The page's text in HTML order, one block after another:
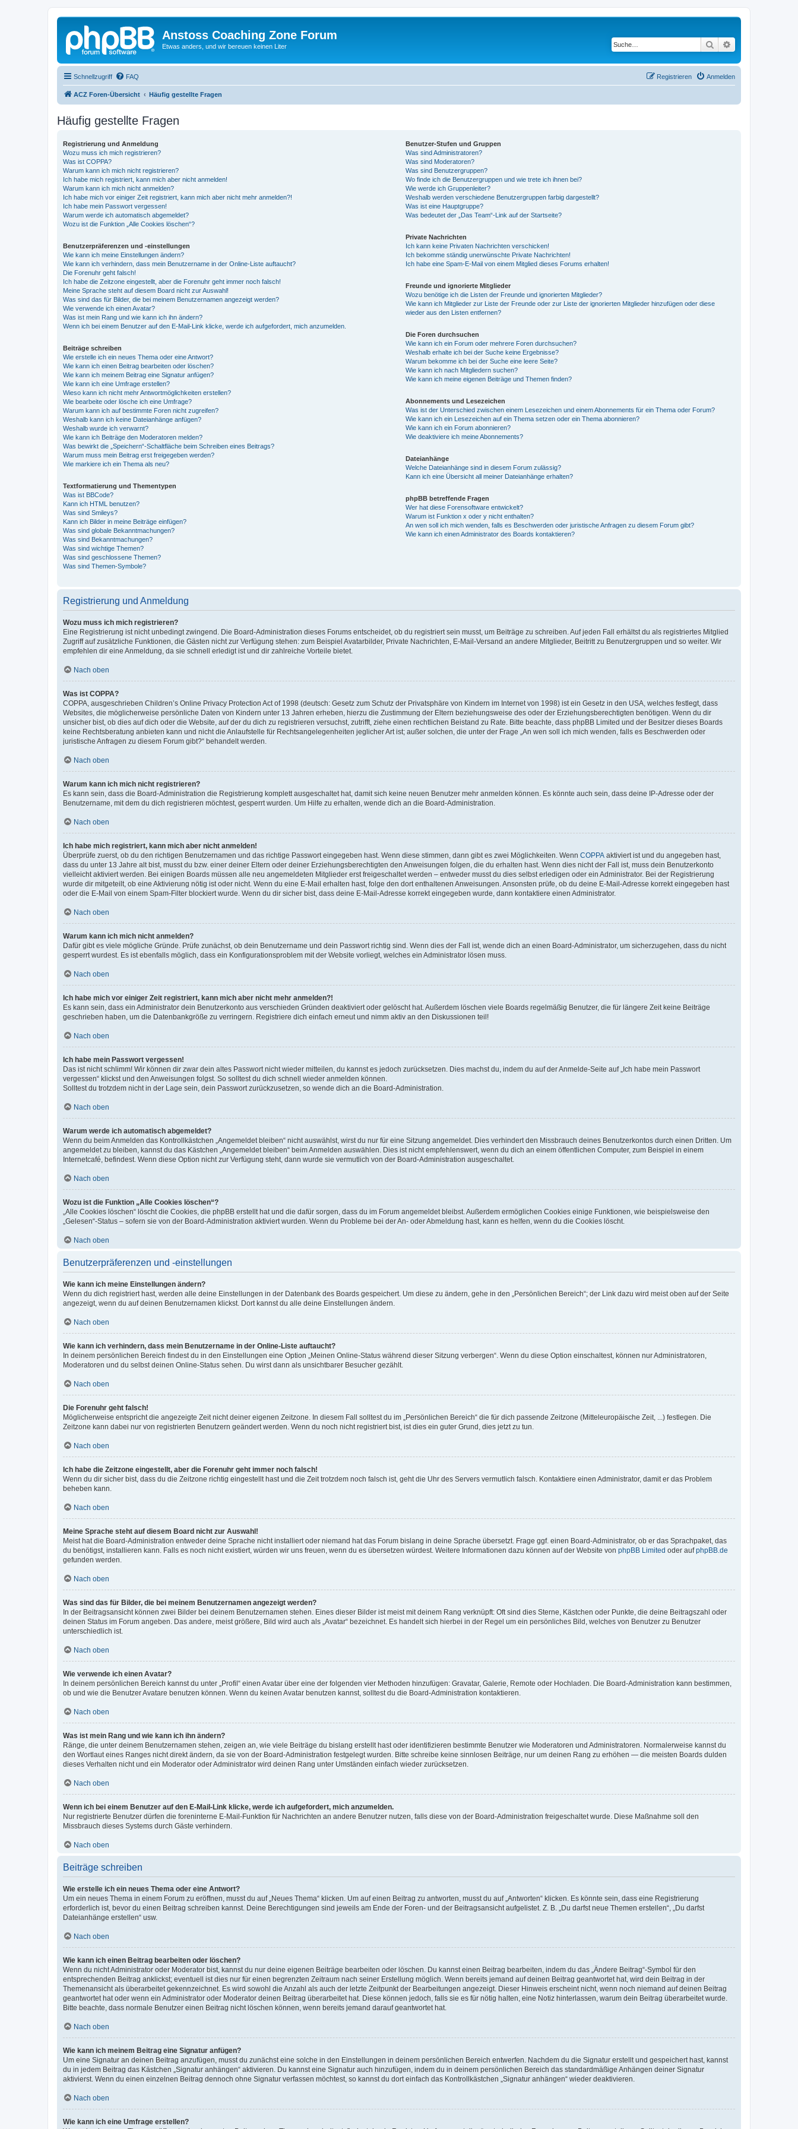
Anstoss Coaching Zone Forum
Etwas anders, und wir bereuen keinen Liter Suche
Schnellzugriff FAQ Anmelden
Registrieren
ACZ Foren-Übersicht Häufig gestellte Fragen
Häufig gestellte Fragen
Registrierung und Anmeldung
Wozu muss ich mich registrieren?
Was ist COPPA?
Warum kann ich mich nicht registrieren?
Ich habe mich registriert, kann mich aber nicht anmelden!
Warum kann ich mich nicht anmelden?
Ich habe mich vor einiger Zeit registriert, kann mich aber nicht mehr anmelden?!
Ich habe mein Passwort vergessen!
Warum werde ich automatisch abgemeldet?
Wozu ist die Funktion „Alle Cookies löschen“?
Benutzerpräferenzen und -einstellungen
Wie kann ich meine Einstellungen ändern?
Wie kann ich verhindern, dass mein Benutzername in der Online-Liste auftaucht?
Die Forenuhr geht falsch!
Ich habe die Zeitzone eingestellt, aber die Forenuhr geht immer noch falsch!
Meine Sprache steht auf diesem Board nicht zur Auswahl!
Was sind das für Bilder, die bei meinem Benutzernamen angezeigt werden?
Wie verwende ich einen Avatar?
Was ist mein Rang und wie kann ich ihn ändern?
Wenn ich bei einem Benutzer auf den E-Mail-Link klicke, werde ich aufgefordert, mich anzumelden.
Beiträge schreiben
Wie erstelle ich ein neues Thema oder eine Antwort?
Wie kann ich einen Beitrag bearbeiten oder löschen?
Wie kann ich meinem Beitrag eine Signatur anfügen?
Wie kann ich eine Umfrage erstellen?
Wieso kann ich nicht mehr Antwortmöglichkeiten erstellen?
Wie bearbeite oder lösche ich eine Umfrage?
Warum kann ich auf bestimmte Foren nicht zugreifen?
Weshalb kann ich keine Dateianhänge anfügen?
Weshalb wurde ich verwarnt?
Wie kann ich Beiträge den Moderatoren melden?
Was bewirkt die „Speichern“-Schaltfläche beim Schreiben eines Beitrags?
Warum muss mein Beitrag erst freigegeben werden?
Wie markiere ich ein Thema als neu?
Textformatierung und Thementypen
Was ist BBCode?
Kann ich HTML benutzen?
Was sind Smileys?
Kann ich Bilder in meine Beiträge einfügen?
Was sind globale Bekanntmachungen?
Was sind Bekanntmachungen?
Was sind wichtige Themen?
Was sind geschlossene Themen?
Was sind Themen-Symbole?
Benutzer-Stufen und Gruppen
Was sind Administratoren?
Was sind Moderatoren?
Was sind Benutzergruppen?
Wo finde ich die Benutzergruppen und wie trete ich ihnen bei?
Wie werde ich Gruppenleiter?
Weshalb werden verschiedene Benutzergruppen farbig dargestellt?
Was ist eine Hauptgruppe?
Was bedeutet der „Das Team“-Link auf der Startseite?
Private Nachrichten
Ich kann keine Privaten Nachrichten verschicken!
Ich bekomme ständig unerwünschte Private Nachrichten!
Ich habe eine Spam-E-Mail von einem Mitglied dieses Forums erhalten!
Freunde und ignorierte Mitglieder
Wozu benötige ich die Listen der Freunde und ignorierten Mitglieder?
Wie kann ich Mitglieder zur Liste der Freunde oder zur Liste der ignorierten Mitglieder hinzufügen oder diese
wieder aus den Listen entfernen?
Die Foren durchsuchen
Wie kann ich ein Forum oder mehrere Foren durchsuchen?
Weshalb erhalte ich bei der Suche keine Ergebnisse?
Warum bekomme ich bei der Suche eine leere Seite?
Wie kann ich nach Mitgliedern suchen?
Wie kann ich meine eigenen Beiträge und Themen finden?
Abonnements und Lesezeichen
Was ist der Unterschied zwischen einem Lesezeichen und einem Abonnements für ein Thema oder Forum?
Wie kann ich ein Lesezeichen auf ein Thema setzen oder ein Thema abonnieren?
Wie kann ich ein Forum abonnieren?
Wie deaktiviere ich meine Abonnements?
Dateianhänge
Welche Dateianhänge sind in diesem Forum zulässig?
Kann ich eine Übersicht all meiner Dateianhänge erhalten?
phpBB betreffende Fragen
Wer hat diese Forensoftware entwickelt?
Warum ist Funktion x oder y nicht enthalten?
An wen soll ich mich wenden, falls es Beschwerden oder juristische Anfragen zu diesem Forum gibt?
Wie kann ich einen Administrator des Boards kontaktieren?
Registrierung und Anmeldung
Wozu muss ich mich registrieren?
Eine Registrierung ist nicht unbedingt zwingend. Die Board-Administration dieses Forums entscheidet, ob du registriert sein musst, um Beiträge zu schreiben. Auf jeden Fall erhältst du als registriertes Mitglied
Zugriff auf zusätzliche Funktionen, die Gästen nicht zur Verfügung stehen: zum Beispiel Avatarbilder, Private Nachrichten, E-Mail-Versand an andere Mitglieder, Beitritt zu Benutzergruppen und so weiter. Wir
empfehlen dir eine Anmeldung, da sie schnell erledigt ist und dir zahlreiche Vorteile bietet.
Nach oben
Was ist COPPA?
COPPA, ausgeschrieben Children’s Online Privacy Protection Act of 1998 (deutsch: Gesetz zum Schutz der Privatsphäre von Kindern im Internet von 1998) ist ein Gesetz in den USA, welches festlegt, dass
Websites, die möglicherweise persönliche Daten von Kindern unter 13 Jahren erheben, hierzu die Zustimmung der Eltern beziehungsweise des oder der Erziehungsberechtigten benötigen. Wenn du dir
unsicher bist, ob dies auf dich oder die Website, auf der du dich zu registrieren versuchst, zutrifft, ziehe einen rechtlichen Beistand zu Rate. Bitte beachte, dass phpBB Limited und der Besitzer dieses Boards
keine Rechtsberatung anbieten kann und nicht die Anlaufstelle für Rechtsangelegenheiten jeglicher Art ist; außer solchen, die unter der Frage „An wen soll ich mich wenden, falls es Beschwerden oder
juristische Anfragen zu diesem Forum gibt?“ behandelt werden.
Nach oben
Warum kann ich mich nicht registrieren?
Es kann sein, dass die Board-Administration die Registrierung komplett ausgeschaltet hat, damit sich keine neuen Benutzer mehr anmelden können. Es könnte auch sein, dass deine IP-Adresse oder der
Benutzername, mit dem du dich registrieren möchtest, gesperrt wurden. Um Hilfe zu erhalten, wende dich an die Board-Administration.
Nach oben
Ich habe mich registriert, kann mich aber nicht anmelden!
Überprüfe zuerst, ob du den richtigen Benutzernamen und das richtige Passwort eingegeben hast. Wenn diese stimmen, dann gibt es zwei Möglichkeiten. Wenn COPPA aktiviert ist und du angegeben hast,
dass du unter 13 Jahre alt bist, musst du bzw. einer deiner Eltern oder deiner Erziehungsberechtigten den Anweisungen folgen, die du erhalten hast. Wenn dies nicht der Fall ist, muss dein Benutzerkonto
vielleicht aktiviert werden. Bei einigen Boards müssen alle neu angemeldeten Mitglieder erst freigeschaltet werden – entweder musst du dies selbst erledigen oder ein Administrator. Bei der Registrierung
wurde dir mitgeteilt, ob eine Aktivierung nötig ist oder nicht. Wenn du eine E-Mail erhalten hast, folge den dort enthaltenen Anweisungen. Ansonsten prüfe, ob du deine E-Mail-Adresse korrekt eingegeben hast
oder die E-Mail von einem Spam-Filter blockiert wurde. Wenn du dir sicher bist, dass deine E-Mail-Adresse korrekt eingegeben wurde, dann kontaktiere einen Administrator.
Nach oben
Warum kann ich mich nicht anmelden?
Dafür gibt es viele mögliche Gründe. Prüfe zunächst, ob dein Benutzername und dein Passwort richtig sind. Wenn dies der Fall ist, wende dich an einen Board-Administrator, um sicherzugehen, dass du nicht
gesperrt wurdest. Es ist ebenfalls möglich, dass ein Konfigurationsproblem mit der Website vorliegt, welches ein Administrator lösen muss.
Nach oben
Ich habe mich vor einiger Zeit registriert, kann mich aber nicht mehr anmelden?!
Es kann sein, dass ein Administrator dein Benutzerkonto aus verschieden Gründen deaktiviert oder gelöscht hat. Außerdem löschen viele Boards regelmäßig Benutzer, die für längere Zeit keine Beiträge
geschrieben haben, um die Datenbankgröße zu verringern. Registriere dich einfach erneut und nimm aktiv an den Diskussionen teil!
Nach oben
Ich habe mein Passwort vergessen!
Das ist nicht schlimm! Wir können dir zwar dein altes Passwort nicht wieder mitteilen, du kannst es jedoch zurücksetzen. Dies machst du, indem du auf der Anmelde-Seite auf „Ich habe mein Passwort
vergessen“ klickst und den Anweisungen folgst. So solltest du dich schnell wieder anmelden können.
Solltest du trotzdem nicht in der Lage sein, dein Passwort zurückzusetzen, so wende dich an die Board-Administration.
Nach oben
Warum werde ich automatisch abgemeldet?
Wenn du beim Anmelden das Kontrollkästchen „Angemeldet bleiben“ nicht auswählst, wirst du nur für eine Sitzung angemeldet. Dies verhindert den Missbrauch deines Benutzerkontos durch einen Dritten. Um
angemeldet zu bleiben, kannst du das Kästchen „Angemeldet bleiben“ beim Anmelden auswählen. Dies ist nicht empfehlenswert, wenn du dich an einem öffentlichen Computer, zum Beispiel in einem
Internetcafé, befindest. Wenn diese Option nicht zur Verfügung steht, dann wurde sie vermutlich von der Board-Administration ausgeschaltet.
Nach oben
Wozu ist die Funktion „Alle Cookies löschen“?
„Alle Cookies löschen“ löscht die Cookies, die phpBB erstellt hat und die dafür sorgen, dass du im Forum angemeldet bleibst. Außerdem ermöglichen Cookies einige Funktionen, wie beispielsweise den
„Gelesen“-Status – sofern sie von der Board-Administration aktiviert wurden. Wenn du Probleme bei der An- oder Abmeldung hast, kann es helfen, wenn du die Cookies löscht.
Nach oben
Benutzerpräferenzen und -einstellungen
Wie kann ich meine Einstellungen ändern?
Wenn du dich registriert hast, werden alle deine Einstellungen in der Datenbank des Boards gespeichert. Um diese zu ändern, gehe in den „Persönlichen Bereich“; der Link dazu wird meist oben auf der Seite
angezeigt, wenn du auf deinen Benutzernamen klickst. Dort kannst du alle deine Einstellungen ändern.
Nach oben
Wie kann ich verhindern, dass mein Benutzername in der Online-Liste auftaucht?
In deinem persönlichen Bereich findest du in den Einstellungen eine Option „Meinen Online-Status während dieser Sitzung verbergen“. Wenn du diese Option einschaltest, können nur Administratoren,
Moderatoren und du selbst deinen Online-Status sehen. Du wirst dann als unsichtbarer Besucher gezählt.
Nach oben
Die Forenuhr geht falsch!
Möglicherweise entspricht die angezeigte Zeit nicht deiner eigenen Zeitzone. In diesem Fall solltest du im „Persönlichen Bereich“ die für dich passende Zeitzone (Mitteleuropäische Zeit, ...) festlegen. Die
Zeitzone kann dabei nur von registrierten Benutzern geändert werden. Wenn du noch nicht registriert bist, ist dies ein guter Grund, dies jetzt zu tun.
Nach oben
Ich habe die Zeitzone eingestellt, aber die Forenuhr geht immer noch falsch!
Wenn du dir sicher bist, dass du die Zeitzone richtig eingestellt hast und die Zeit trotzdem noch falsch ist, geht die Uhr des Servers vermutlich falsch. Kontaktiere einen Administrator, damit er das Problem
beheben kann.
Nach oben
Meine Sprache steht auf diesem Board nicht zur Auswahl!
Meist hat die Board-Administration entweder deine Sprache nicht installiert oder niemand hat das Forum bislang in deine Sprache übersetzt. Frage ggf. einen Board-Administrator, ob er das Sprachpaket, das
du benötigst, installieren kann. Falls es noch nicht existiert, würden wir uns freuen, wenn du es übersetzen würdest. Weitere Informationen dazu können auf der Website von phpBB Limited oder aufphpBB.de
gefunden werden.
Nach oben
Was sind das für Bilder, die bei meinem Benutzernamen angezeigt werden?
In der Beitragsansicht können zwei Bilder bei deinem Benutzernamen stehen. Eines dieser Bilder ist meist mit deinem Rang verknüpft: Oft sind dies Sterne, Kästchen oder Punkte, die deine Beitragszahl oder
deinen Status im Forum angeben. Das andere, meist größere, Bild wird auch als „Avatar“ bezeichnet. Es handelt sich hierbei in der Regel um ein persönliches Bild, welches von Benutzer zu Benutzer
unterschiedlich ist.
Nach oben
Wie verwende ich einen Avatar?
In deinem persönlichen Bereich kannst du unter „Profil“ einen Avatar über eine der folgenden vier Methoden hinzufügen: Gravatar, Galerie, Remote oder Hochladen. Die Board-Administration kann bestimmen,
ob und wie die Benutzer Avatare benutzen können. Wenn du keinen Avatar benutzen kannst, solltest du die Board-Administration kontaktieren.
Nach oben
Was ist mein Rang und wie kann ich ihn ändern?
Ränge, die unter deinem Benutzernamen stehen, zeigen an, wie viele Beiträge du bislang erstellt hast oder identifizieren bestimmte Benutzer wie Moderatoren und Administratoren. Normalerweise kannst du
den Wortlaut eines Ranges nicht direkt ändern, da sie von der Board-Administration festgelegt wurden. Bitte schreibe keine sinnlosen Beiträge, nur um deinen Rang zu erhöhen — die meisten Boards dulden
dieses Verhalten nicht und ein Moderator oder Administrator wird deinen Rang unter Umständen einfach wieder zurücksetzen.
Nach oben
Wenn ich bei einem Benutzer auf den E-Mail-Link klicke, werde ich aufgefordert, mich anzumelden.
Nur registrierte Benutzer dürfen die foreninterne E-Mail-Funktion für Nachrichten an andere Benutzer nutzen, falls diese von der Board-Administration freigeschaltet wurde. Diese Maßnahme soll den
Missbrauch dieses Systems durch Gäste verhindern.
Nach oben
Beiträge schreiben
Wie erstelle ich ein neues Thema oder eine Antwort?
Um ein neues Thema in einem Forum zu eröffnen, musst du auf „Neues Thema“ klicken. Um auf einen Beitrag zu antworten, musst du auf „Antworten“ klicken. Es könnte sein, dass eine Registrierung
erforderlich ist, bevor du einen Beitrag schreiben kannst. Deine Berechtigungen sind jeweils am Ende der Foren- und der Beitragsansicht aufgelistet. Z. B. „Du darfst neue Themen erstellen“, „Du darfst
Dateianhänge erstellen“ usw.
Nach oben
Wie kann ich einen Beitrag bearbeiten oder löschen?
Wenn du nicht Administrator oder Moderator bist, kannst du nur deine eigenen Beiträge bearbeiten oder löschen. Du kannst einen Beitrag bearbeiten, indem du das „Ändere Beitrag“-Symbol für den
entsprechenden Beitrag anklickst; eventuell ist dies nur für einen begrenzten Zeitraum nach seiner Erstellung möglich. Wenn bereits jemand auf deinen Beitrag geantwortet hat, wird dein Beitrag in der
Themenansicht als überarbeitet gekennzeichnet. Es wird sowohl die Anzahl als auch der letzte Zeitpunkt der Bearbeitungen angezeigt. Dieser Hinweis erscheint nicht, wenn noch niemand auf deinen Beitrag
geantwortet hat oder wenn ein Administrator oder Moderator deinen Beitrag überarbeitet hat. Diese können jedoch, falls sie es für nötig halten, eine Notiz hinterlassen, warum dein Beitrag überarbeitet wurde.
Bitte beachte, dass normale Benutzer einen Beitrag nicht löschen können, wenn bereits jemand darauf geantwortet hat.
Nach oben
Wie kann ich meinem Beitrag eine Signatur anfügen?
Um eine Signatur an deinen Beitrag anzufügen, musst du zunächst eine solche in den Einstellungen in deinem persönlichen Bereich entwerfen. Nachdem du die Signatur erstellt und gespeichert hast, kannst
du in jedem Beitrag das Kästchen „Signatur anhängen“ aktivieren. Du kannst eine Signatur auch hinzufügen, indem du in deinem persönlichen Bereich das standardmäßige Anhängen deiner Signatur
aktivierst. Wenn du einen einzelnen Beitrag dennoch ohne Signatur verfassen möchtest, so kannst du dort einfach das Kontrollkästchen „Signatur anhängen“ wieder deaktivieren.
Nach oben
Wie kann ich eine Umfrage erstellen?